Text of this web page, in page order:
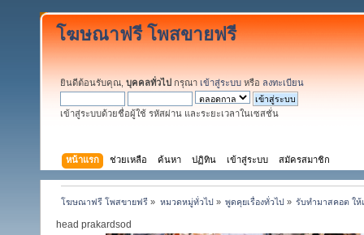
โฆษณาฟรี โพสขายฟรี
ยินดีต้อนรับคุณ, บุคคลทั่วไป กรุณา เข้าสู่ระบบ หรือ ลงทะเบียน
เข้าสู่ระบบด้วยชื่อผู้ใช้ รหัสผ่าน และระยะเวลาในเซสชั่น
หน้าแรก ช่วยเหลือ ค้นหา ปฏิทิน เข้าสู่ระบบ สมัครสมาชิก
โฆษณาฟรี โพสขายฟรี » หมวดหมู่ทั่วไป» พูดคุยเรื่องทั่วไป» รับทำมาสคอต ให้
head prakardsod